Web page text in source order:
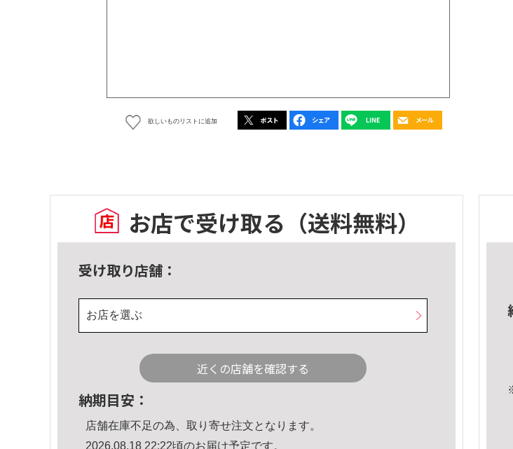
欲しいものリストに追加
お店で受け取る （送料無料）
受け取り店舗：
お店を選ぶ
近くの店舗を確認する
納期目安：
店舗在庫不足の為、取り寄せ注文となります。
2026.08.18 22:22頃のお届け予定です。